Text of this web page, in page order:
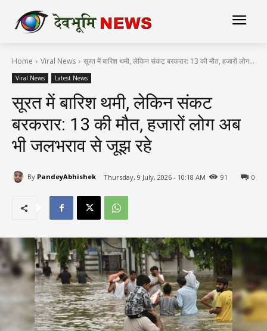
Home Viral News सूरत में बारिश थमी, लेकिन संकट बरकरार: 13 की मौत, हजारों लोग...
Viral News Latest News
सूरत में बारिश थमी, लेकिन संकट
बरकरार: 13 की मौत, हजारों लोग अब
भी जलभराव से जूझ रहे
By PandeyAbhishek Thursday, 9 July, 2026 - 10:18 AM 0
91